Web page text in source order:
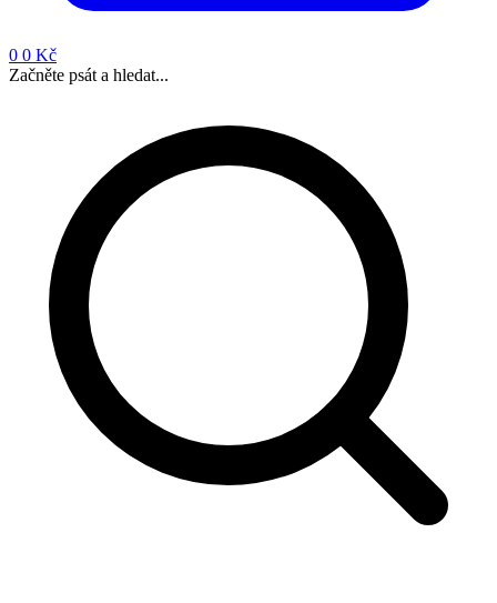
0 0 Kč
Začněte psát a hledat...